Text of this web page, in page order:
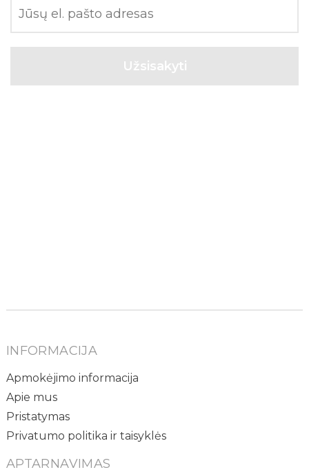
INFORMACIJA
Apmokėjimo informacija
Apie mus
Pristatymas
Privatumo politika ir taisyklės
APTARNAVIMAS